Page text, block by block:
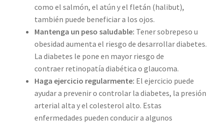
como el salmón, el atún y el fletán (halibut),
también puede beneficiar a los ojos.
Mantenga un peso saludable: Tener sobrepeso u
obesidad aumenta el riesgo de desarrollar diabetes.
La diabetes le pone en mayor riesgo de
contraer retinopatía diabética o glaucoma.
Haga ejercicio regularmente: El ejercicio puede
ayudar a prevenir o controlar la diabetes, la presión
arterial alta y el colesterol alto. Estas
enfermedades pueden conducir a algunos